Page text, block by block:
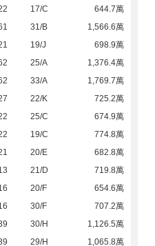
17/C
644.7萬
31/B
1,566.6萬
19/J
698.9萬
25/A
1,376.4萬
33/A
1,769.7萬
22/K
725.2萬
25/C
674.9萬
19/C
774.8萬
20/E
682.8萬
21/D
719.8萬
20/F
654.6萬
30/F
707.2萬
30/H
1,126.5萬
29/H 1,065.8萬